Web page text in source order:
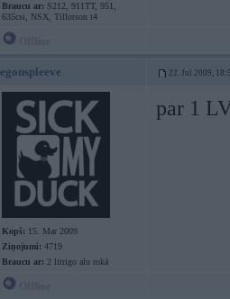
Braucu ar: S212, 911TT, 951,
635csi, NSX, Tillotson t4
egonspleeve 22. Jul 2009,
Kopš: 15. Mar 2009
Ziņojumi: 4719
Braucu ar: 2 litrigo alu rokā
par 1